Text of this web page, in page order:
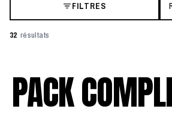
FILTRES
32 résultats
PACK